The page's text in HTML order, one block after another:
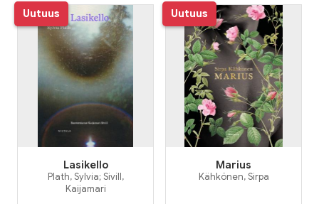
Uutuus
Lasikello
Plath, Sylvia; Sivill,
Kaijamari
Uutuus
Marius
Kähkönen, Sirpa